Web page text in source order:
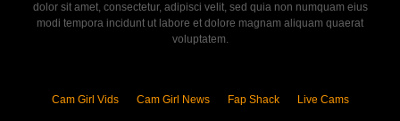
dolor sit amet, consectetur, adipisci velit, sed quia non numquam eius
modi tempora incidunt ut labore et dolore magnam aliquam quaerat
voluptatem.
Cam Girl Vids Cam Girl News Fap Shack Live Cams